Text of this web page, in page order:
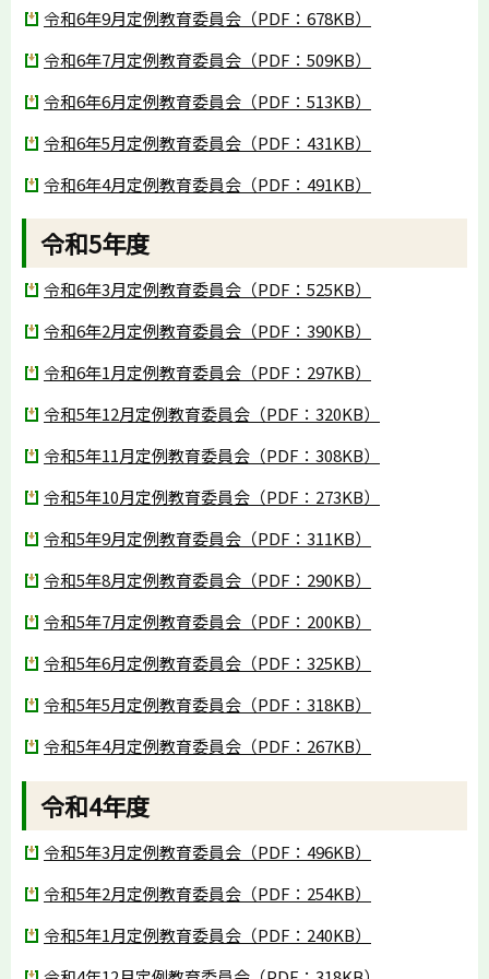
令和6年9月定例教育委員会（PDF：678KB）
令和6年7月定例教育委員会（PDF：509KB）
令和6年6月定例教育委員会（PDF：513KB）
令和6年5月定例教育委員会（PDF：431KB）
令和6年4月定例教育委員会（PDF：491KB）
令和5年度
令和6年3月定例教育委員会（PDF：525KB）
令和6年2月定例教育委員会（PDF：390KB）
令和6年1月定例教育委員会（PDF：297KB）
令和5年12月定例教育委員会（PDF：320KB）
令和5年11月定例教育委員会（PDF：308KB）
令和5年10月定例教育委員会（PDF：273KB）
令和5年9月定例教育委員会（PDF：311KB）
令和5年8月定例教育委員会（PDF：290KB）
令和5年7月定例教育委員会（PDF：200KB）
令和5年6月定例教育委員会（PDF：325KB）
令和5年5月定例教育委員会（PDF：318KB）
令和5年4月定例教育委員会（PDF：267KB）
令和4年度
令和5年3月定例教育委員会（PDF：496KB）
令和5年2月定例教育委員会（PDF：254KB）
令和5年1月定例教育委員会（PDF：240KB）